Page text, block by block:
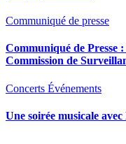
Communiqué de presse
Communiqué de Presse
Commission de
Concerts Événements
Une soirée musicale